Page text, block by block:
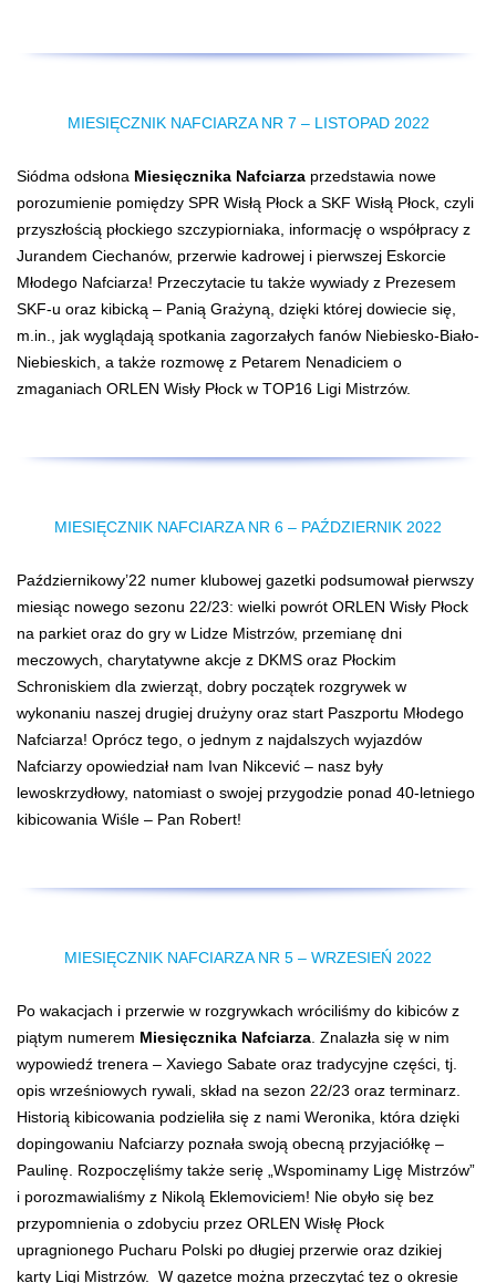
MIESIĘCZNIK NAFCIARZA NR 7 – LISTOPAD 2022
Siódma odsłona Miesięcznika Nafciarza przedstawia nowe
porozumienie pomiędzy SPR Wisłą Płock a SKF Wisłą Płock, czyli
przyszłością płockiego szczypiorniaka, informację o współpracy z
Jurandem Ciechanów, przerwie kadrowej i pierwszej Eskorcie
Młodego Nafciarza! Przeczytacie tu także wywiady z Prezesem
SKF-u oraz kibicką – Panią Grażyną, dzięki której dowiecie się,
m.in., jak wyglądają spotkania zagorzałych fanów Niebiesko-Biało-
Niebieskich, a także rozmowę z Petarem Nenadiciem o
zmaganiach ORLEN Wisły Płock w TOP16 Ligi Mistrzów.
MIESIĘCZNIK NAFCIARZA NR 6 – PAŹDZIERNIK 2022
Październikowy’22 numer klubowej gazetki podsumował pierwszy
miesiąc nowego sezonu 22/23: wielki powrót ORLEN Wisły Płock
na parkiet oraz do gry w Lidze Mistrzów, przemianę dni
meczowych, charytatywne akcje z DKMS oraz Płockim
Schroniskiem dla zwierząt, dobry początek rozgrywek w
wykonaniu naszej drugiej drużyny oraz start Paszportu Młodego
Nafciarza! Oprócz tego, o jednym z najdalszych wyjazdów
Nafciarzy opowiedział nam Ivan Nikcević – nasz były
lewoskrzydłowy, natomiast o swojej przygodzie ponad 40-letniego
kibicowania Wiśle – Pan Robert!
MIESIĘCZNIK NAFCIARZA NR 5 – WRZESIEŃ 2022
Po wakacjach i przerwie w rozgrywkach wróciliśmy do kibiców z
piątym numerem Miesięcznika Nafciarza . Znalazła się w nim
wypowiedź trenera – Xaviego Sabate oraz tradycyjne części, tj.
opis wrześniowych rywali, skład na sezon 22/23 oraz terminarz.
Historią kibicowania podzieliła się z nami Weronika, która dzięki
dopingowaniu Nafciarzy poznała swoją obecną przyjaciółkę –
Paulinę. Rozpoczęliśmy także serię „Wspominamy Ligę Mistrzów”
i porozmawialiśmy z Nikolą Eklemoviciem! Nie obyło się bez
przypomnienia o zdobyciu przez ORLEN Wisłę Płock
upragnionego Pucharu Polski po długiej przerwie oraz dzikiej
karty Ligi Mistrzów. W gazetce można przeczytać tez o okresie